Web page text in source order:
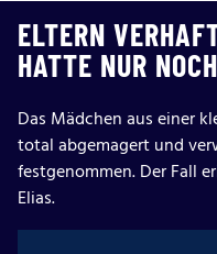
ELTERN
HATTE NUR
Das Mädchen aus einer
total abgemagert und
festgenommen. Der Fall
Elias.